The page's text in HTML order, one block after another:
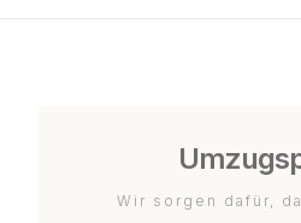
Wir sorgen dafür,